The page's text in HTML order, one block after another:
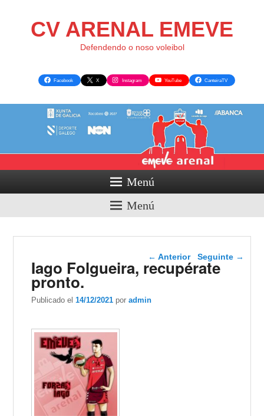
CV ARENAL EMEVE
Defendendo o noso voleibol
Facebook X Instagram YouTube CanteiraTV
Menú
Menú
Navegador de artigos
← Anterior Seguinte →
Iago Folgueira, recupérate
pronto.
Publicado el14/12/2021 poradmin